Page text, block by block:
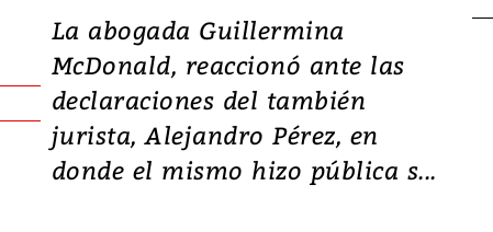
La abogada Guillermina
McDonald, reaccionó ante las
declaraciones del también
jurista, Alejandro Pérez, en
donde el mismo hizo pública s...
Video, Japón: Terremoto
deja heridos y graves
daños en Kumamoto